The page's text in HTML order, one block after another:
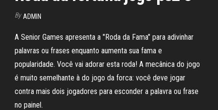
By ADMIN
A Senior Games apresenta a "Roda da Fama" para adivinhar
palavras ou frases enquanto aumenta sua fama e
popularidade. Você vai adorar esta roda! A mecânica do jogo
é muito semelhante à do jogo da forca: você deve jogar
contra mais dois jogadores para esconder a palavra ou frase
no painel.